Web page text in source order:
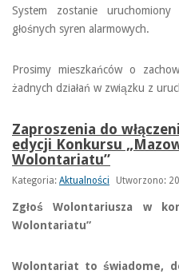
System zostanie
głośnych syren alarmowych.
Prosimy mieszkańców o
żadnych działań w związku z
Zaproszenia do
edycji Konkursu
Wolontariatu”
Kategoria: Aktualności Utworzono:
Zgłoś Wolontariusza w
Wolontariatu”
Wolontariat to świadome,